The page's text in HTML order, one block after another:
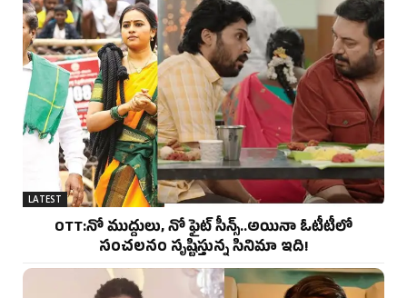
LATEST
OTT:నో ముద్దులు, నో ఫైట్ సీన్స్..అయినా ఓటీటీలో
సంచలనం సృష్టిస్తున్న సినిమా ఇది!